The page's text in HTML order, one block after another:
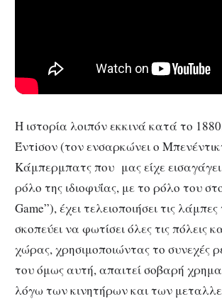
Η ιστορία λοιπόν εκκινά κατά το
Έντiσον (τον ενσαρκώνει ο
Κάμπερμπατς που μας είχε
ρόλο της ιδιοφυΐας, με το ρόλο του
Game”), έχει τελειοποιήσει τις
σκοπεύει να φωτίσει όλες τις πόλεις
χώρας, χρησιμοποιώντας το συνεχές
του όμως αυτή, απαιτεί σοβαρή
λόγω των κινητήρων και των